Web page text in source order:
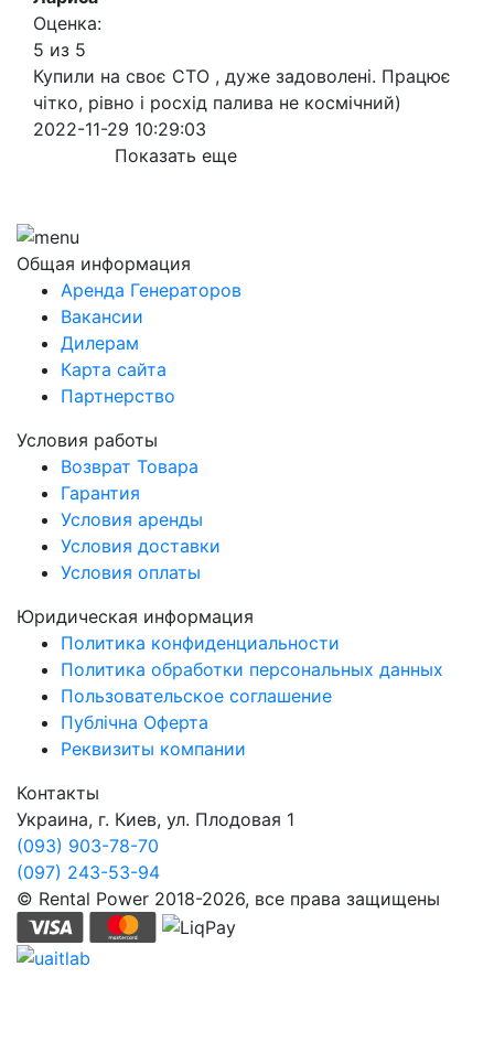
Оценка:
5 из 5
Купили на своє СТО , дуже задоволені. Працює
чітко, рівно і росхід палива не космічний)
2022-11-29 10:29:03
Показать еще
Общая информация
Аренда Генераторов
Вакансии
Дилерам
Карта сайта
Партнерство
Условия работы
Возврат Товара
Гарантия
Условия аренды
Условия доставки
Условия оплаты
Юридическая информация
Политика конфиденциальности
Политика обработки персональных данных
Пользовательское соглашение
Публічна Оферта
Реквизиты компании
Контакты
Украина, г. Киев, ул. Плодовая 1
(093) 903-78-70
(097) 243-53-94
© Rental Power 2018-2026, все права защищены